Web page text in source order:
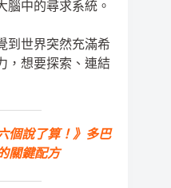
腦中的尋求系統。
到世界突然充滿希
，想要探索、連結
個說了算！》多巴
關鍵配方